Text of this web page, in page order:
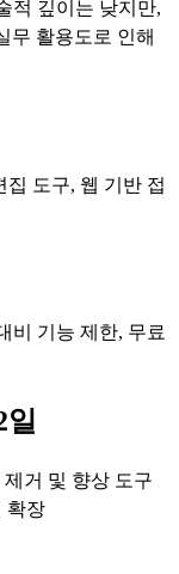
적 깊이는 낮지만,
무 활용도로 인해
도구, 웹 기반 접
비 기능 제한, 무료
일
거 및 향상 도구
확장